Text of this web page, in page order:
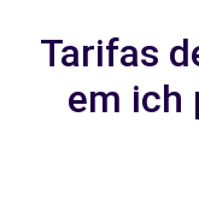
Tarifas
em ich